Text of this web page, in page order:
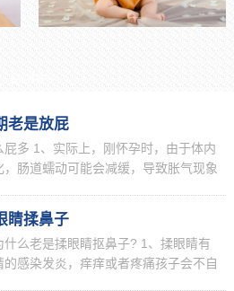
老是放屁
屁多 1、实际上，刚怀孕时，由于体内
，肠道蠕动可能会减缓，导致胀气现象
正常的生理反应。但仅凭这一症...
睛揉鼻子
什么老是揉眼睛抠鼻子? 1、揉眼睛有
的感染发炎，痒痒或者疼痛孩子会不自